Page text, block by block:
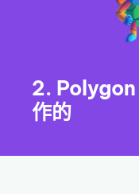
2. Polygon
作的